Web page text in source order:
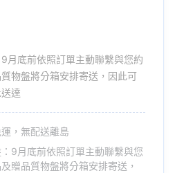
9月底前依照訂單主動聯繫與您約
物盤將分箱安排寄送，因此可
達
，無配送離島
9月底前依照訂單主動聯繫與您
贈品質物盤將分箱安排寄送，